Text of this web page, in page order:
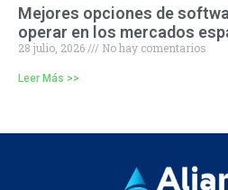
Mejores opciones de
operar en los mercados
28 julio, 2026 No hay comentarios
Leer Más >>